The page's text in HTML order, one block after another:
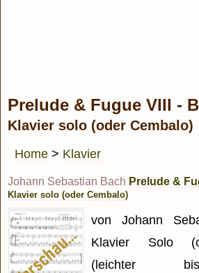
Prelude & Fugue VIII -
Klavier solo (oder Cembalo)
Home > Klavier
Johann Sebastian Bach Prelude &
Klavier solo (oder Cembalo)
von Johann
Klavier Solo
(leichter